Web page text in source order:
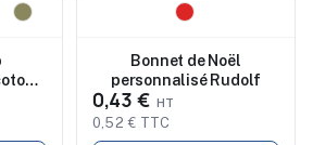
Bonnet de Noël
personnalisé Rudolf
0,43 €
0,52 € TTC